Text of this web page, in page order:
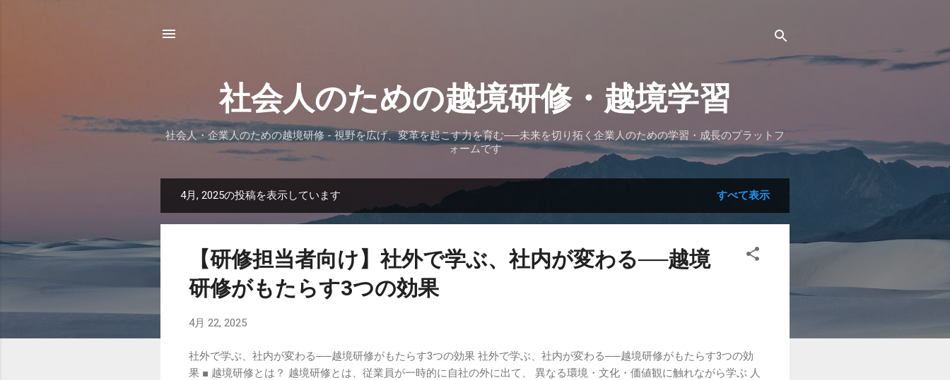
社会人のための越境研修・越境学習
社会人・企業人のための越境研修 - 視野を広げ、変革を起こす力を育む──未来を切り拓く企業人のための学習・成長のプラットフ
ォームです
稿
4月, 2025の投稿を表示しています すべて表示
【研修担当者向け】社外で学ぶ、社内が変わる──越境
研修がもたらす3つの効果
4月 22, 2025
社外で学ぶ、社内が変わる──越境研修がもたらす3つの効果 社外で学ぶ、社内が変わる──越境研修がもたらす3つの効
果 ■ 越境研修とは？ 越境研修とは、従業員が一時的に自社の外に出て、 異なる環境・文化・価値観に触れながら学ぶ 人